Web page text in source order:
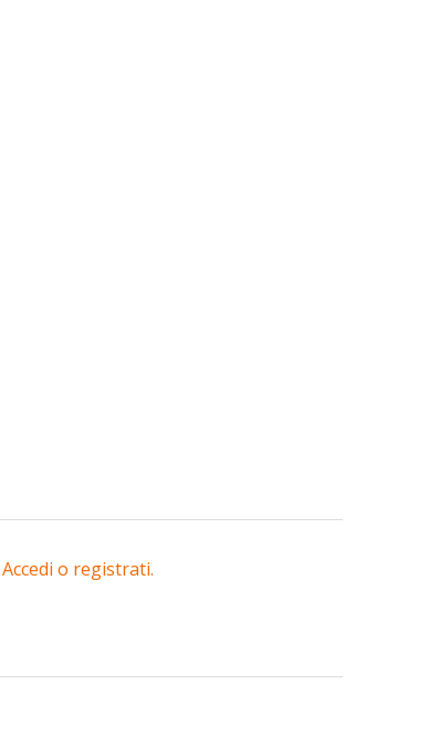
Accedi o registrati.